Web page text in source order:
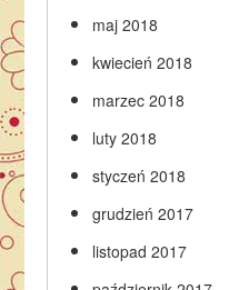
maj 2018
kwiecień 2018
marzec 2018
luty 2018
styczeń 2018
grudzień 2017
listopad 2017